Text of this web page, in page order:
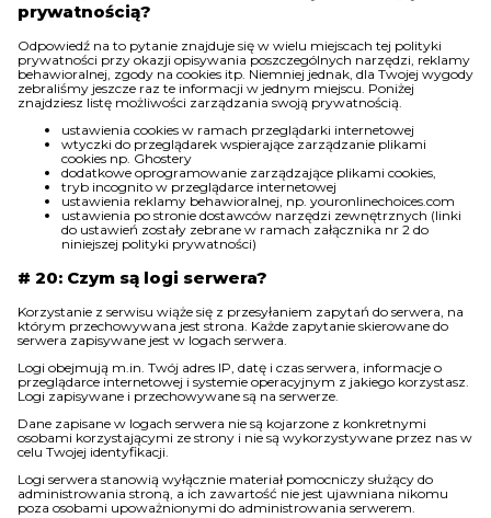
prywatnością?
Odpowiedź na to pytanie znajduje się w wielu miejscach tej polityki
prywatności przy okazji opisywania poszczególnych narzędzi, reklamy
behawioralnej, zgody na cookies itp. Niemniej jednak, dla Twojej wygody
zebraliśmy jeszcze raz te informacji w jednym miejscu. Poniżej
znajdziesz listę możliwości zarządzania swoją prywatnością.
ustawienia cookies w ramach przeglądarki internetowej
wtyczki do przeglądarek wspierające zarządzanie plikami
cookies np. Ghostery
dodatkowe oprogramowanie zarządzające plikami cookies,
tryb incognito w przeglądarce internetowej
ustawienia reklamy behawioralnej, np. youronlinechoices.com
ustawienia po stronie dostawców narzędzi zewnętrznych (linki
do ustawień zostały zebrane w ramach załącznika nr 2 do
niniejszej polityki prywatności)
# 20: Czym są logi serwera?
Korzystanie z serwisu wiąże się z przesyłaniem zapytań do serwera, na
którym przechowywana jest strona. Każde zapytanie skierowane do
serwera zapisywane jest w logach serwera.
Logi obejmują m.in. Twój adres IP, datę i czas serwera, informacje o
przeglądarce internetowej i systemie operacyjnym z jakiego korzystasz.
Logi zapisywane i przechowywane są na serwerze.
Dane zapisane w logach serwera nie są kojarzone z konkretnymi
osobami korzystającymi ze strony i nie są wykorzystywane przez nas w
celu Twojej identyfikacji.
Logi serwera stanowią wyłącznie materiał pomocniczy służący do
administrowania stroną, a ich zawartość nie jest ujawniana nikomu
poza osobami upoważnionymi do administrowania serwerem.